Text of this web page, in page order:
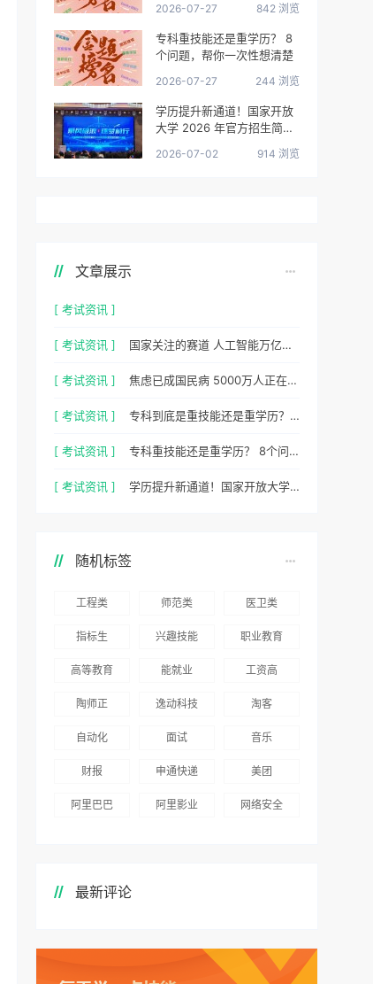
2026-07-27 842 浏览
专科重技能还是重学历？ 8
个问题，帮你一次性想清楚
2026-07-27 244 浏览
学历提升新通道！国家开放
大学 2026 年官方招生简章
2026-07-02 914 浏览
文章展示
[ 考试资讯 ]
[ 考试资讯 ] 国家关注的赛道 人工智能万亿风口，你站上去了吗？
[ 考试资讯 ] 焦虑已成国民病 5000万人正在焦虑 心理咨询师 130万缺口等你填
[ 考试资讯 ] 专科到底是重技能还是重学历？ 2026最新数据，说得很清楚了
[ 考试资讯 ] 专科重技能还是重学历？ 8个问题，帮你一次性想清楚
[ 考试资讯 ] 学历提升新通道！国家开放大学 2026 年官方招生简章正式出炉
随机标签
工程类 师范类 医卫类
指标生 兴趣技能 职业教育
高等教育 能就业 工资高
陶师正 逸动科技 淘客
自动化 面试 音乐
财报 申通快递 美团
阿里巴巴 阿里影业 网络安全
最新评论